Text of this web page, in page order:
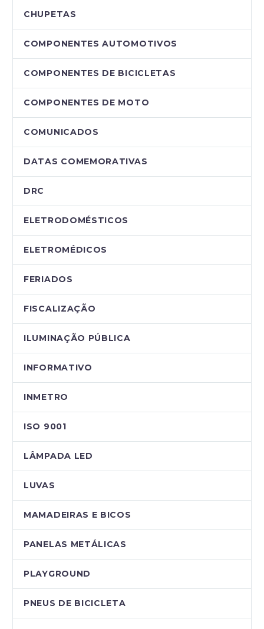
CHUPETAS
COMPONENTES AUTOMOTIVOS
COMPONENTES DE BICICLETAS
COMPONENTES DE MOTO
COMUNICADOS
DATAS COMEMORATIVAS
DRC
ELETRODOMÉSTICOS
ELETROMÉDICOS
FERIADOS
FISCALIZAÇÃO
ILUMINAÇÃO PÚBLICA
INFORMATIVO
INMETRO
ISO 9001
LÂMPADA LED
LUVAS
MAMADEIRAS E BICOS
PANELAS METÁLICAS
PLAYGROUND
PNEUS DE BICICLETA